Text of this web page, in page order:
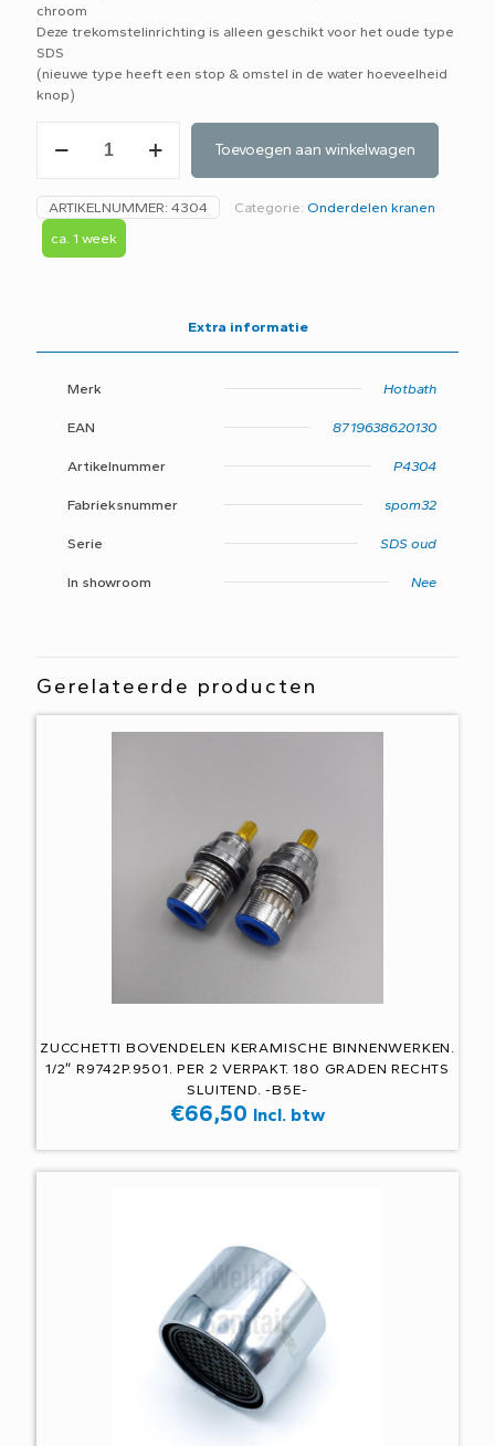
chroom
Deze trekomstelinrichting is alleen geschikt voor het oude type
SDS
(nieuwe type heeft een stop & omstel in de water hoeveelheid
knop)
Spom32
Trekomstelinrichting
SDS
oud
A30
Toevoegen aan winkelwagen
ARTIKELNUMMER: 4304 Categorie: Onderdelen kranen
ca. 1 week
Extra informatie
Merk Hotbath
EAN 8719638620130
Artikelnummer P4304
Fabrieksnummer spom32
Serie SDS oud
In showroom Nee
Gerelateerde producten
ZUCCHETTI BOVENDELEN KERAMISCHE BINNENWERKEN.
1/2″ R9742P.9501. PER 2 VERPAKT. 180 GRADEN RECHTS
SLUITEND. -B5E-
€66,50 Incl. btw